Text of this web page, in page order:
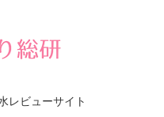
レビューサイト